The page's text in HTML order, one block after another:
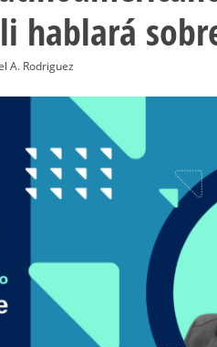
hablará
A. Rodriguez